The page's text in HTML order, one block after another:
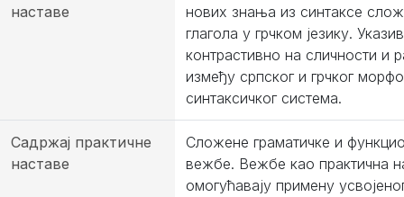
наставе
нових знања из синтаксе
глагола у грчком језику.
контрастивно на сличности и
између српског и грчког
синтаксичког система.
Садржај практичне
наставе
Сложене граматичке и
вежбе. Вежбе као практична
омогућавају примену